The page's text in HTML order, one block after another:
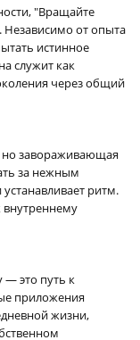
"Вращайте
Независимо от опыта
истинное
служит как
через общий
но завораживающая
за нежным
ритм.
— это путь к
приложения
жизни,